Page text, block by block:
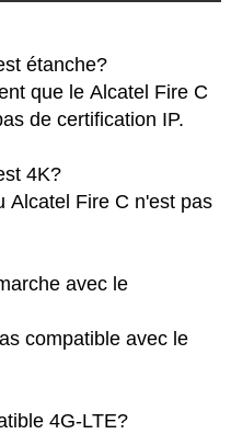
étanche?
que le Alcatel Fire C
de certification IP.
4K?
Alcatel Fire C n'est pas
avec le
compatible avec le
4G-LTE?